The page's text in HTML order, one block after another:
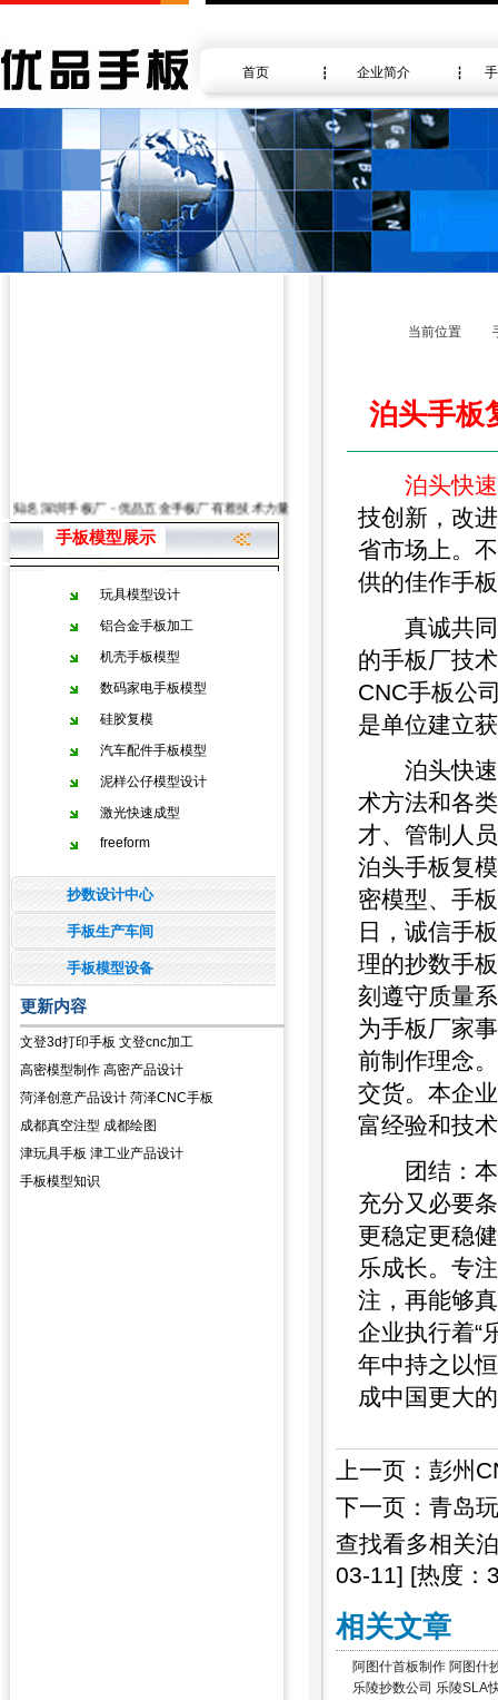
首页 企业简介
知名深圳手板厂 - 优品五金手板厂有着技术力量雄厚的手板加工、手板模型制造
手板模型展示
玩具模型设计
铝合金手板加工
机壳手板模型
数码家电手板模型
硅胶复模
汽车配件手板模型
泥样公仔模型设计
激光快速成型
freeform
抄数设计中心
手板生产车间
手板模型设备
更新内容
文登3d打印手板 文登cnc加工
高密模型制作 高密产品设计
菏泽创意产品设计 菏泽CNC手板
成都真空注型 成都绘图
津玩具手板 津工业产品设计
手板模型知识
当前位置
泊头手板
泊头快
技创新，改
省市场上。
供的佳作手
真诚共同
的手板厂技
CNC手板公
是单位建立
泊头快速
术方法和各
才、管制人
泊头手板复
密模型、手
日，诚信手
理的抄数手
刻遵守质量
为手板厂家
前制作理念
交货。本企
富经验和技
团结：本
充分又必要
更稳定更稳
乐成长。专
注，再能够
企业执行着“
年中持之以
成中国更大
上一页： 彭州
下一页： 青岛
查找看多相关
03-11] [热度：
相关文章
阿图什首板制作 阿图什
乐陵抄数公司 乐陵SLA